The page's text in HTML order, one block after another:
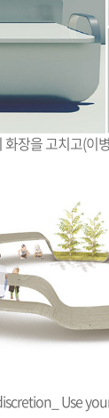
장을 고치고(이
Use